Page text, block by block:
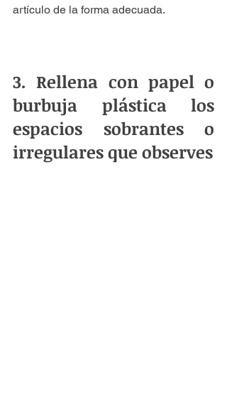
artículo de la forma adecuada.
3. Rellena con papel o
burbuja plástica los
espacios sobrantes o
irregulares que observes